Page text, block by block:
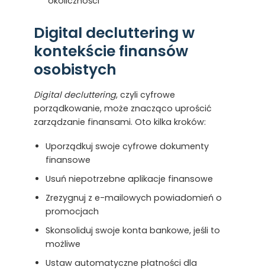
Digital decluttering w
kontekście finansów
osobistych
Digital decluttering, czyli cyfrowe
porządkowanie, może znacząco uprościć
zarządzanie finansami. Oto kilka kroków:
Uporządkuj swoje cyfrowe dokumenty
finansowe
Usuń niepotrzebne aplikacje finansowe
Zrezygnuj z e-mailowych powiadomień o
promocjach
Skonsoliduj swoje konta bankowe, jeśli to
możliwe
Ustaw automatyczne płatności dla